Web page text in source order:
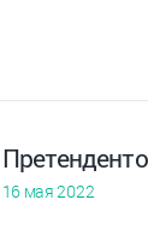
16 мая 2022